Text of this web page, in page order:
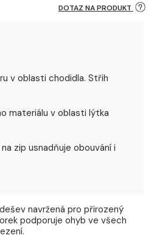
DOTAZ NA PRODUKT
v oblasti chodidla. Střih
materiálu v oblasti lýtka
zip usnadňuje obouvání i
navržená pro přirozený
podporuje ohyb ve všech